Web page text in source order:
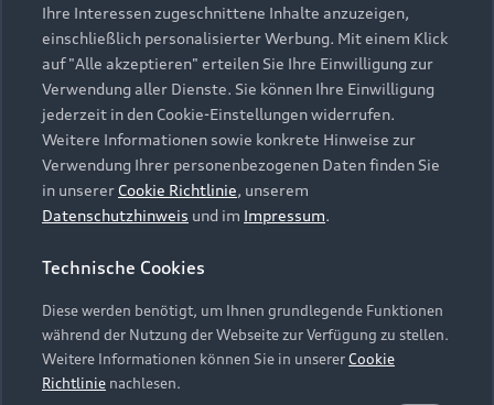
Elektromodelle
Plug-in-Hybride
Gebrauchtwagensuche
Gebrauchtwagen
Finanzierung
Aktionen & Angebote
Geschäftskunden
Saisonale Angebote
Audi Services
Garantie
Audi digital services
myAudi
Support
Kundenservice
Händlersuche
Audi Code
Online-Terminvereinbarung
Servicekontakt
Über Audi
Unternehmen
Karriere
Investor Relations
Presse & Media Center
Datenschutz
Audi erleben
Impressum Rechtliches
Hinweisgebersystem
Datenschutzinformation
Cookie-Einstellungen
Cookie-Richtlinie
Barrierefreiheit
Ihre Interessen zugeschnittene Inhalte anzuzeigen,
einschließlich personalisierter Werbung. Mit einem Klick
auf "Alle akzeptieren" erteilen Sie Ihre Einwilligung zur
Verwendung aller Dienste. Sie können Ihre Einwilligung
jederzeit in den Cookie-Einstellungen widerrufen.
Weitere Informationen sowie konkrete Hinweise zur
Verwendung Ihrer personenbezogenen Daten finden Sie
in unserer Cookie Richtlinie, unserem
Datenschutzhinweis und im Impressum.
Technische Cookies
Diese werden benötigt, um Ihnen grundlegende Funktionen
während der Nutzung der Webseite zur Verfügung zu stellen.
Weitere Informationen können Sie in unsererCookie
Richtlinie nachlesen.